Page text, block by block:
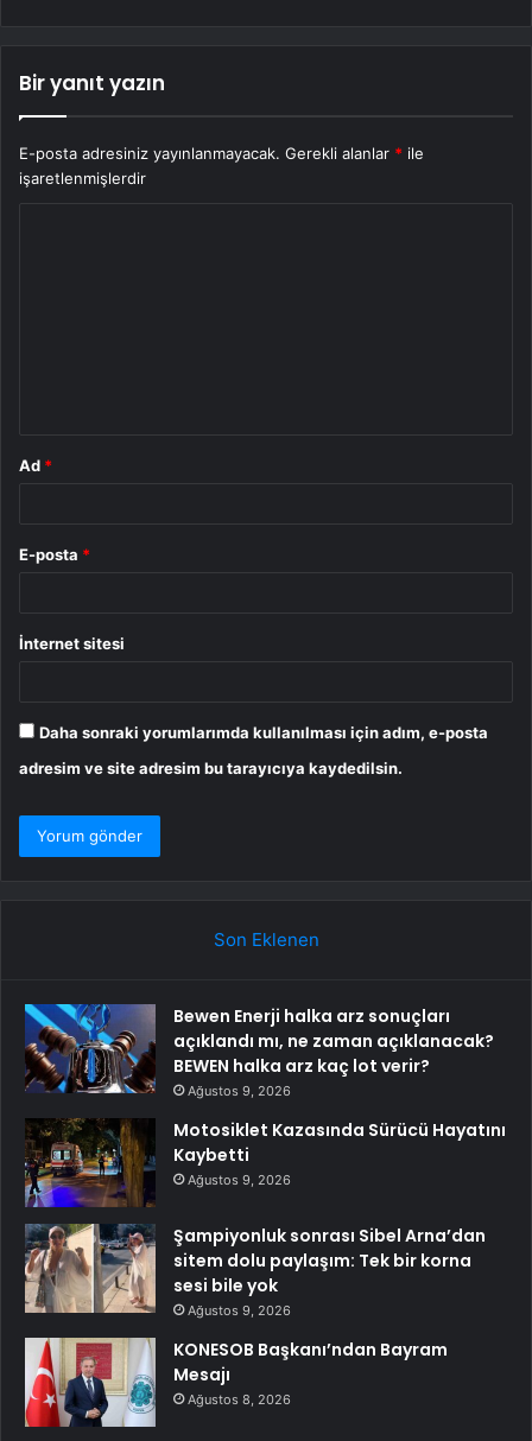
Bir yanıt yazın
E-posta adresiniz yayınlanmayacak. Gerekli alanlar * ile
işaretlenmişlerdir
Ad *
E-posta *
İnternet sitesi
Daha sonraki yorumlarımda kullanılması için adım, e-posta
adresim ve site adresim bu tarayıcıya kaydedilsin.
Son Eklenen
Bewen Enerji halka arz sonuçları
açıklandı mı, ne zaman açıklanacak?
BEWEN halka arz kaç lot verir?
Ağustos 9, 2026
Motosiklet Kazasında Sürücü Hayatını
Kaybetti
Ağustos 9, 2026
Şampiyonluk sonrası Sibel Arna’dan
sitem dolu paylaşım: Tek bir korna
sesi bile yok
Ağustos 9, 2026
KONESOB Başkanı’ndan Bayram
Mesajı
Ağustos 8, 2026